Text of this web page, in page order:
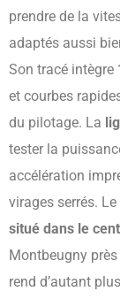
prendre de la
adaptés aussi
Son tracé intègre
et courbes
du pilotage. La
tester la
accélération
virages serrés.
situé dans le
Montbeugny
rend d’autant